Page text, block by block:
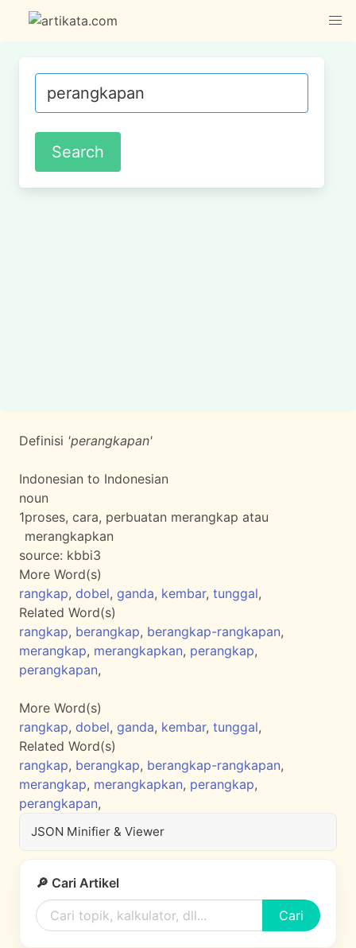
Definisi 'perangkapan'
Indonesian to Indonesian
noun
1proses, cara, perbuatan merangkap atau
merangkapkan
source: kbbi3
More Word(s)
rangkap, dobel, ganda, kembar, tunggal,
Related Word(s)
rangkap, berangkap, berangkap-rangkapan,
merangkap, merangkapkan, perangkap,
perangkapan,
More Word(s)
rangkap, dobel, ganda, kembar, tunggal,
Related Word(s)
rangkap, berangkap, berangkap-rangkapan,
merangkap, merangkapkan, perangkap,
perangkapan,
JSON Minifier & Viewer
🔎 Cari Artikel
Cari